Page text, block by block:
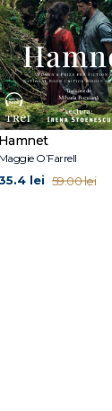
de parcă se
s-a înscris la
noaptea, în
scrie romanul
cele trei
postum tot ce a
În seria Anansi.
Hamnet
Maggie O’Farrell
lei 59.00 lei